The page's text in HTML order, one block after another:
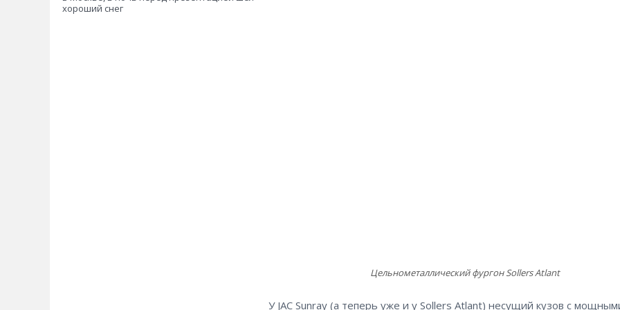
хороший снег
Цельнометаллический фургон Sollers Atlant
У JAC Sunray (а теперь уже и у Sollers Atlant) несущий кузов с